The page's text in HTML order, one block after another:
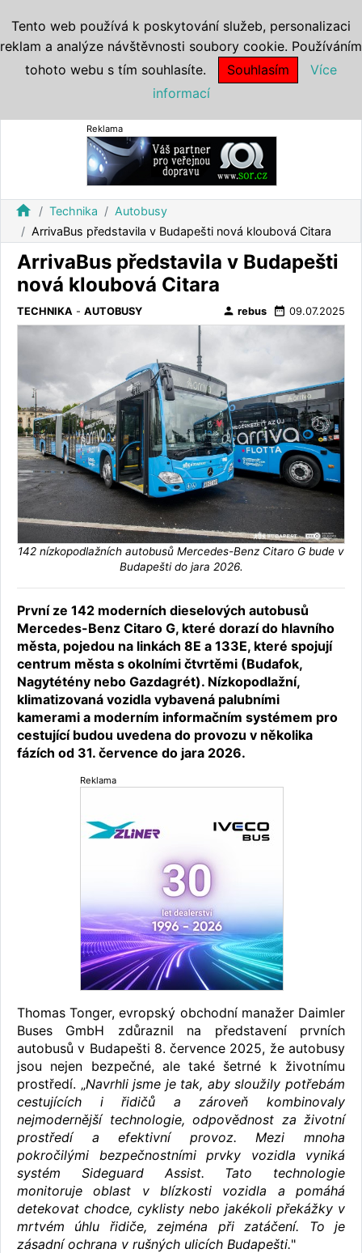
Reklama
home Technika
Autobusy
ArrivaBus představila v Budapešti nová kloubová Citara
ArrivaBus představila v Budapešti
nová kloubová Citara
TECHNIKA - AUTOBUSY person rebus date_range 09.07.2025
142 nízkopodlažních autobusů Mercedes-Benz Citaro G bude v
Budapešti do jara 2026.
První ze 142 moderních dieselových autobusů
Mercedes-Benz Citaro G, které dorazí do hlavního
města, pojedou na linkách 8E a 133E, které spojují
centrum města s okolními čtvrtěmi (Budafok,
Nagytétény nebo Gazdagrét). Nízkopodlažní,
klimatizovaná vozidla vybavená palubními
kamerami a moderním informačním systémem pro
cestující budou uvedena do provozu v několika
fázích od 31. července do jara 2026.
Reklama
Thomas Tonger, evropský obchodní manažer Daimler
Buses GmbH zdůraznil na představení prvních
autobusů v Budapešti 8. července 2025, že autobusy
jsou nejen bezpečné, ale také šetrné k životnímu
prostředí. „Navrhli jsme je tak, aby sloužily potřebám
cestujících i řidičů a zároveň kombinovaly
nejmodernější technologie, odpovědnost za životní
prostředí a efektivní provoz. Mezi mnoha
pokročilými bezpečnostními prvky vozidla vyniká
systém Sideguard Assist. Tato technologie
monitoruje oblast v blízkosti vozidla a pomáhá
detekovat chodce, cyklisty nebo jakékoli překážky v
mrtvém úhlu řidiče, zejména při zatáčení. To je
zásadní ochrana v rušných ulicích Budapešti."
Tento web používá k poskytování služeb, personalizaci
reklam a analýze návštěvnosti soubory cookie. Používáním
tohoto webu s tím souhlasíte.
Souhlasím
Více
informací